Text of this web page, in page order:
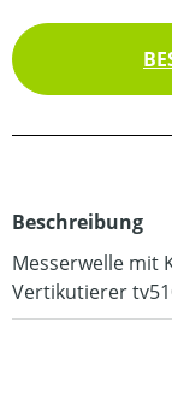
Beschreibung
Messerwelle mit
Vertikutierer